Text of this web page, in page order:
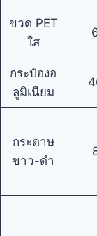
ขวด PET
ใส
กระป๋องอ
ลูมิเนียม
กระดาษ
ขาว-ดำ